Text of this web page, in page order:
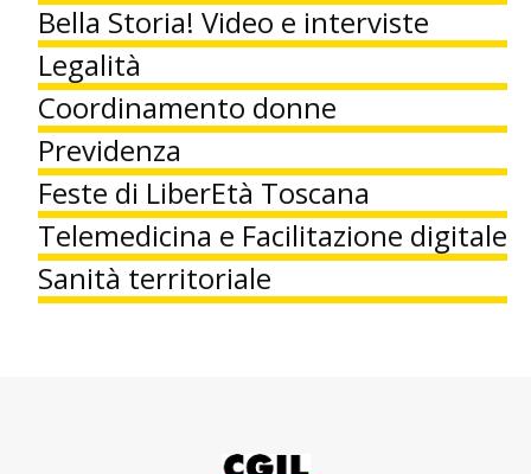
Bella Storia! Video e interviste
Legalità
Coordinamento donne
Previdenza
Feste di LiberEtà Toscana
Telemedicina e Facilitazione digitale
Sanità territoriale